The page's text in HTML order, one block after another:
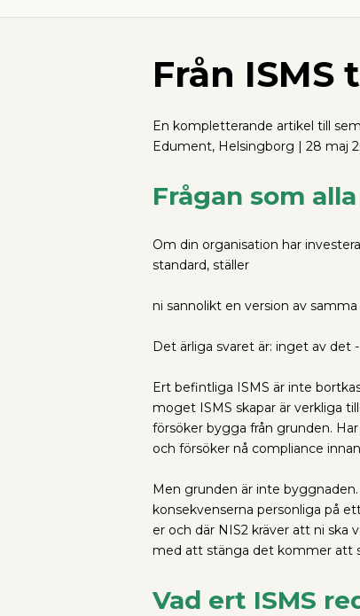
Från
En kompletterande artikel till
Edument, Helsingborg | 28 maj
Frågan som
Om din organisation har
standard, ställer
ni sannolikt en version av
Det ärliga svaret är: inget av det
Ert befintliga ISMS är inte
moget ISMS skapar är verkliga
försöker bygga från grunden.
och försöker nå compliance
Men grunden är inte
konsekvenserna personliga på
er och där NIS2 kräver att ni
med att stänga det kommer att
Vad ert ISMS